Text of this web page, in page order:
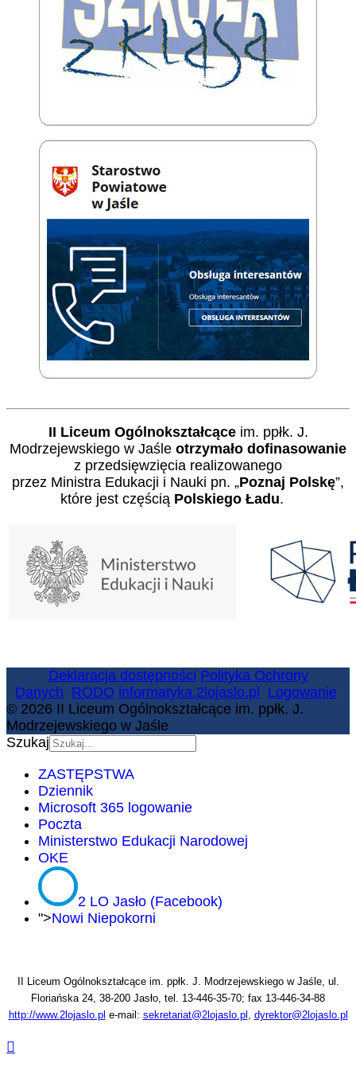
II Liceum Ogólnokształcąceim. ppłk. J.
Modrzejewskiego w Jaśle otrzymało dofinasowanie
z przedsięwzięcia realizowanego
przez Ministra Edukacji i Nauki pn. „Poznaj Polskę”,
które jest częścią Polskiego Ładu.
Deklaracja dostępności Polityka Ochrony
Danych RODO informatyka.2lojaslo.pl
Logowanie
© 2026 II Liceum Ogólnokształcące im. ppłk. J.
Modrzejewskiego w Jaśle
Szukaj
ZASTĘPSTWA
Dziennik
Microsoft 365 logowanie
Poczta
Ministerstwo Edukacji Narodowej
OKE
2 LO Jasło (Facebook)
">Nowi Niepokorni
II Liceum Ogólnokształcące im. ppłk. J. Modrzejewskiego w Jaśle, ul.
Floriańska 24, 38-200 Jasło, tel. 13-446-35-70; fax 13-446-34-88
http://www.2lojaslo.pl e-mail: sekretariat@2lojaslo.pl , dyrektor@2lojaslo.pl